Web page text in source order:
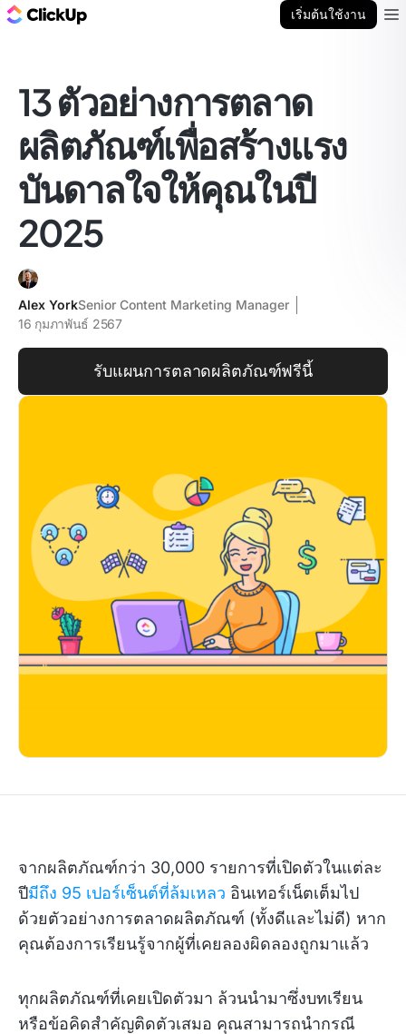
เริ่มต้นใช้งาน
13 ตัวอย่างการตลาด
ผลิตภัณฑ์เพื่อสร้างแรง
บันดาลใจให้คุณในปี
2025
Alex YorkSenior Content Marketing Manager
16 กุมภาพันธ์ 2567
รับแผนการตลาดผลิตภัณฑ์ฟรีนี้
จากผลิตภัณฑ์กว่า 30,000 รายการที่เปิดตัวในแต่ละ
ปีมีถึง 95 เปอร์เซ็นต์ที่ล้มเหลว อินเทอร์เน็ตเต็มไป
ด้วยตัวอย่างการตลาดผลิตภัณฑ์ (ทั้งดีและไม่ดี) หาก
คุณต้องการเรียนรู้จากผู้ที่เคยลองผิดลองถูกมาแล้ว
ทุกผลิตภัณฑ์ที่เคยเปิดตัวมา ล้วนนำมาซึ่งบทเรียน
หรือข้อคิดสำคัญติดตัวเสมอ คุณสามารถนำกรณี